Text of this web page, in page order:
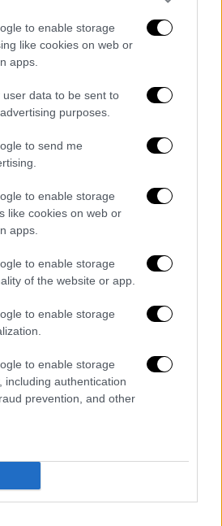
to enable storage
like cookies on web or
apps.
user data to be sent to
purposes.
to send me
to enable storage
like cookies on web or
apps.
to enable storage
of the website or app.
to enable storage
to enable storage
including authentication
prevention, and other
Από Αθήνα, καθημερινά, με
με δυο πτήσεις, με
777, στο διεθνές
Ντουμπάι, που φτάνει –
στον Τερματικό
με τις υπερσύγχρονες
λειτουργούν
αλλά και πιο
νησί λίγο έξω από
του Ντουμπάι.